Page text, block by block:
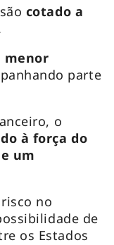
cotado a
menor
parte
o
à força do
um
no
de
os Estados